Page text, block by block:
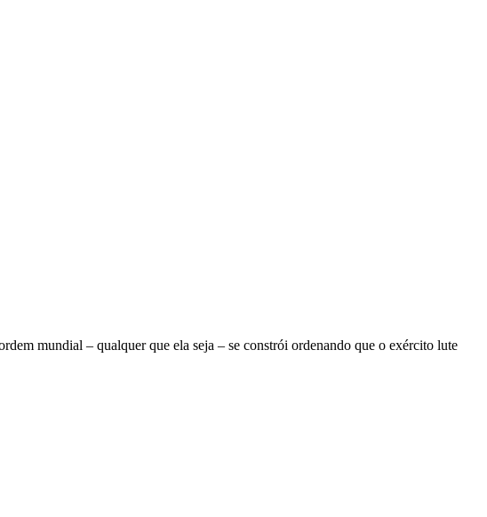
mundial – qualquer que ela seja – se constrói ordenando que o exército lute